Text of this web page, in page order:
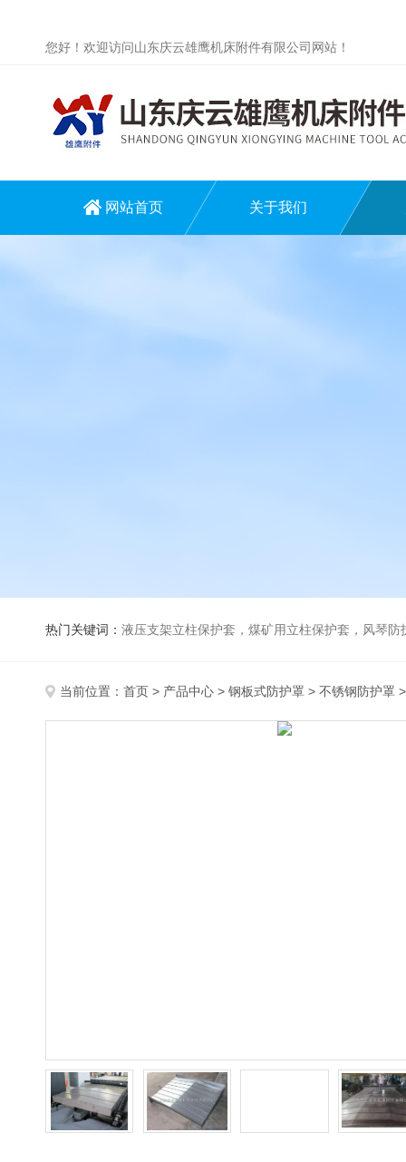
您好！欢迎访问山东庆云雄鹰机床附件有限公司网站！
网站首页 关于我们
热门关键词： 液压支架立柱保护套，煤矿用立柱保护套，风琴
当前位置： 首页 > 产品中心 > 钢板式防护罩 > 不锈钢防护罩